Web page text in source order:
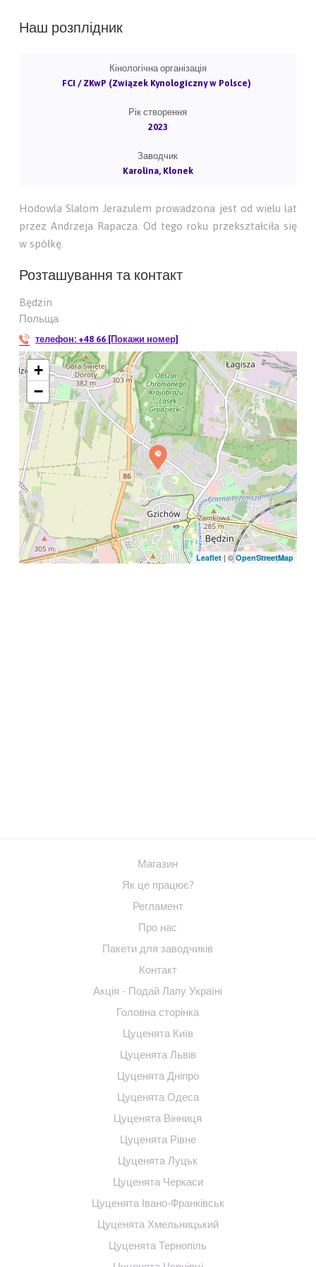
Наш розплідник
Кінологічна організація
FCI / ZKwP (Związek Kynologiczny w Polsce)
Рік створення
2023
Заводчик
Karolina, Klonek
Hodowla Slalom Jerazulem prowadzona jest od wielu lat
przez Andrzeja Rapacza. Od tego roku przekształciła się
w spółkę.
Розташування та контакт
Będzin
Польща
телефон: +48 66 [Покажи номер]
+
−
Leaflet| ©OpenStreetMap
Магазин
Як це працює?
Регламент
Про нас
Пакети для заводчиків
Контакт
Акція - Подай Лапу Україні
Головна сторінка
Цуценята Київ
Цуценята Львів
Цуценята Дніпро
Цуценята Одеса
Цуценята Вінниця
Цуценята Рівне
Цуценята Луцьк
Цуценята Черкаси
Цуценята Івано-Франківськ
Цуценята Хмельницький
Цуценята Тернопіль